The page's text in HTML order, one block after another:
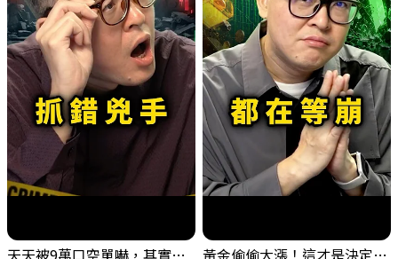
天天被9萬口空單嚇，其實你盯錯地方了｜Mr.Jimmy高志銘 #台股 #外資期貨 #融資 黃金偷偷大漲！這才是決定台股生死的「真風向球」！｜Mr.Jimmy高志銘 #黃金 #美元指數 #聯準會